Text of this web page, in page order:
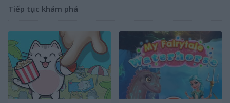
Tiếp tục khám phá